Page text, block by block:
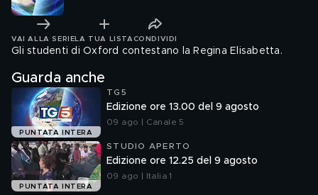
VAI ALLA SERIE LA TUA LISTA CONDIVIDI
Gli studenti di Oxford contestano la Regina Elisabetta.
Guarda anche
PUNTATA INTERA
TG5
Edizione ore 13.00 del 9 agosto
09 ago | Canale 5
PUNTATA INTERA
STUDIO APERTO
Edizione ore 12.25 del 9 agosto
09 ago | Italia 1